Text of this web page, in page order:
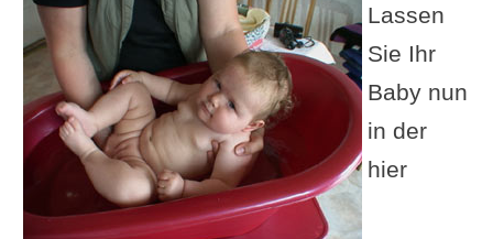
Lassen
Sie Ihr
Baby nun
in der
hier